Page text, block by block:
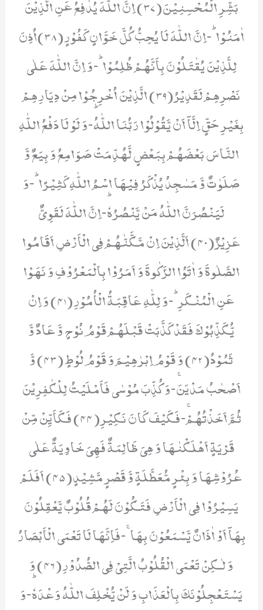
اٰمَنُوْاؕ-اِنَّ اللّٰهَ لَا یُحِبُّ كُلَّ خَوَّانٍ كَفُوْرٍ(38)اُذِنَ
لِلَّذِیْنَ یُقٰتَلُوْنَ بِاَنَّهُمْ ظُلِمُوْاؕ-وَ اِنَّ اللّٰهَ عَلٰى
نَصْرِهِمْ لَقَدِیْرُ(39) الَّذِیْنَ اُخْرِجُوْا مِنْ دِیَارِهِمْ
بِغَیْرِ حَقٍّ اِلَّاۤ اَنْ یَّقُوْلُوْا رَبُّنَا اللّٰهُؕ-وَ لَوْ لَا دَفْعُ اللّٰهِ
النَّاسَ بَعْضَهُمْ بِبَعْضٍ لَّهُدِّمَتْ صَوَامِعُ وَ بِیَعٌ وَّ
صَلَوٰتٌ وَّ مَسٰجِدُ یُذْكَرُ فِیْهَا اسْمُ اللّٰهِ كَثِیْرًاؕ-وَ
لَیَنْصُرَنَّ اللّٰهُ مَنْ یَّنْصُرُهٗؕ-اِنَّ اللّٰهَ لَقَوِیٌّ
عَزِیْزٌ(40) اَلَّذِیْنَ اِنْ مَّكَّنّٰهُمْ فِی الْاَرْضِ اَقَامُوا
الصَّلٰوةَ وَ اٰتَوُا الزَّكٰوةَ وَ اَمَرُوْا بِالْمَعْرُوْفِ وَ نَهَوْا
عَنِ الْمُنْكَرِؕ-وَ لِلّٰهِ عَاقِبَةُ الْاُمُوْرِ(41) وَ اِنْ
یُّكَذِّبُوْكَ فَقَدْ كَذَّبَتْ قَبْلَهُمْ قَوْمُ نُوْحٍ وَّ عَادٌ وَّ
ثَمُوْدُ(42) وَ قَوْمُ اِبْرٰهِیْمَ وَ قَوْمُ لُوْطٍ(43) وَّ
اَصْحٰبُ مَدْیَنَۚ-وَ كُذِّبَ مُوْسٰى فَاَمْلَیْتُ لِلْكٰفِرِیْنَ
ثُمَّ اَخَذْتُهُمْۚ-فَكَیْفَ كَانَ نَكِیْرِ(44) فَكَاَیِّنْ مِّنْ
قَرْیَةٍ اَهْلَكْنٰهَا وَ هِیَ ظَالِمَةٌ فَهِیَ خَاوِیَةٌ عَلٰى
عُرُوْشِهَا وَ بِئْرٍ مُّعَطَّلَةٍ وَّ قَصْرٍ مَّشِیْدٍ(45) اَفَلَمْ
یَسِیْرُوْا فِی الْاَرْضِ فَتَكُوْنَ لَهُمْ قُلُوْبٌ یَّعْقِلُوْنَ
بِهَاۤ اَوْ اٰذَانٌ یَّسْمَعُوْنَ بِهَاۚ-فَاِنَّهَا لَا تَعْمَى الْاَبْصَارُ
وَ لٰـكِنْ تَعْمَى الْقُلُوْبُ الَّتِیْ فِی الصُّدُوْرِ(46) وَ
یَسْتَعْجِلُوْنَكَ بِالْعَذَابِ وَ لَنْ یُّخْلِفَ اللّٰهُ وَعْدَهٗؕ-وَ